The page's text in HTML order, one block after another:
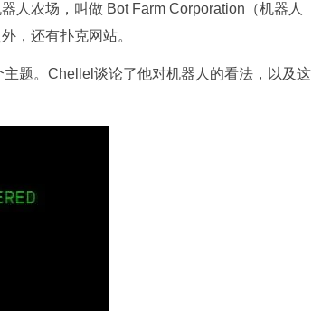
人农场，叫做 Bot Farm Corporation（机器人
，还有扑克网站。
题。Chellel谈论了他对机器人的看法，以及这